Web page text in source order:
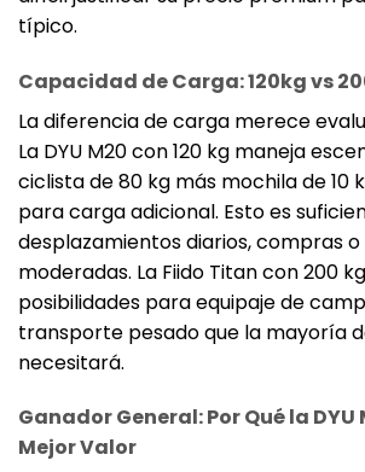
típico.
Capacidad de Carga: 120kg vs
La diferencia de carga merece
La DYU M20 con 120 kg maneja
ciclista de 80 kg más mochila de 10
para carga adicional. Esto es
desplazamientos diarios, compras
moderadas. La Fiido Titan con 200
posibilidades para equipaje de
transporte pesado que la mayoría
necesitará.
Ganador General: Por Qué la DYU
Mejor Valor